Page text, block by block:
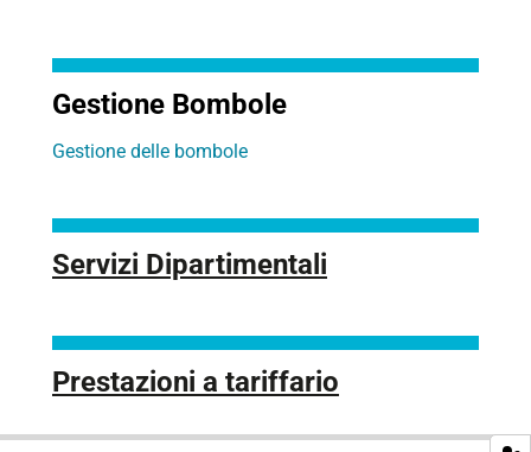
Gestione Bombole
Gestione delle bombole
Servizi Dipartimentali
Prestazioni a tariffario